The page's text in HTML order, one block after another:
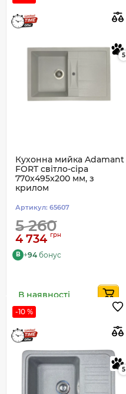
5
Кухонна мийка Adamant
FORT світло-сіра
770x495x200 мм, з
крилом
Артикул: 65607
5 260
4 734 грн
B +94 бонус
В наявності
-10 %
5